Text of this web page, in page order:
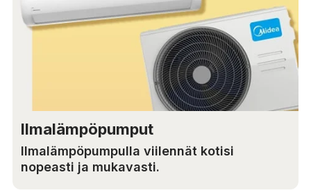
Ilmalämpöpumput
Ilmalämpöpumpulla viilennät kotisi
nopeasti ja mukavasti.